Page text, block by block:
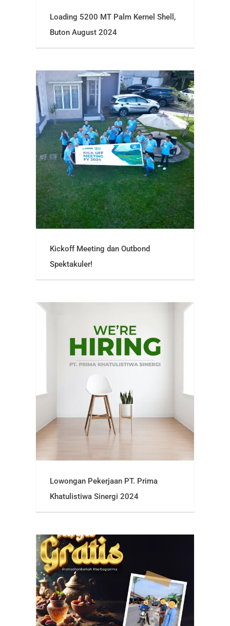
Loading 5200 MT Palm Kernel Shell,
Buton August 2024
Kickoff Meeting dan Outbond
Spektakuler!
Lowongan Pekerjaan PT. Prima
Khatulistiwa Sinergi 2024